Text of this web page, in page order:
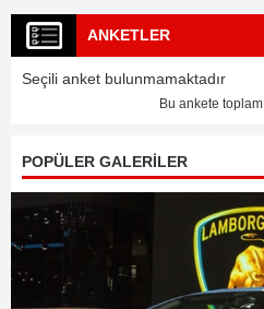
ANKETLER
Seçili anket bulunmamaktadır
Bu ankete toplam
POPÜLER GALERİLER